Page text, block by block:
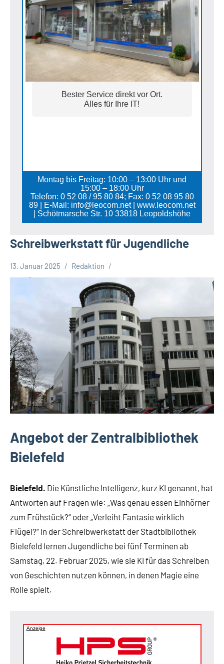
Bester Service direkt vor Ort.
Alles für Ihre IT!
Montag bis Freitag: 10:00 – 13:00 Uhr und
15:00 – 18:00 Uhr
Telefon: 0 52 08 / 95 80 84; Fax: 0 52 08 95 80
89 | E-Mail: info@leocom.net | www.leocom.net
| Schötmarsche Str. 10 33818 Leopoldshöhe
Schreibwerkstatt für Jugendliche
13. Januar 2025 Redaktion
Angebot der Zentralbibliothek
Bielefeld
Bielefeld. Die Künstliche Intelligenz, kurz KI genannt, hat
Antworten auf Fragen wie: „Was genau essen Einhörner
zum Frühstück?“ oder „Verleiht Fantasie wirklich
Flügel?“ In der Schreibwerkstatt der Stadtbibliothek
Bielefeld lernen Jugendliche bei fünf Terminen ab
Samstag, 22. Februar 2025, wie sie KI für das Schreiben
von Geschichten nutzen können, in denen Magie eine
Rolle spielt.
Anzeige